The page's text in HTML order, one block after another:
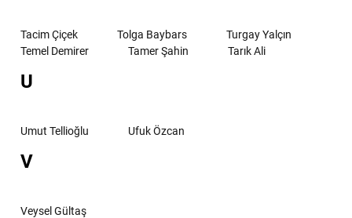
Tacim Çiçek Tolga Baybars
Turgay Yalçın
Temel Demirer
Tamer Şahin Tarık Ali
U
Umut Tellioğlu Ufuk Özcan
V
Veysel Gültaş